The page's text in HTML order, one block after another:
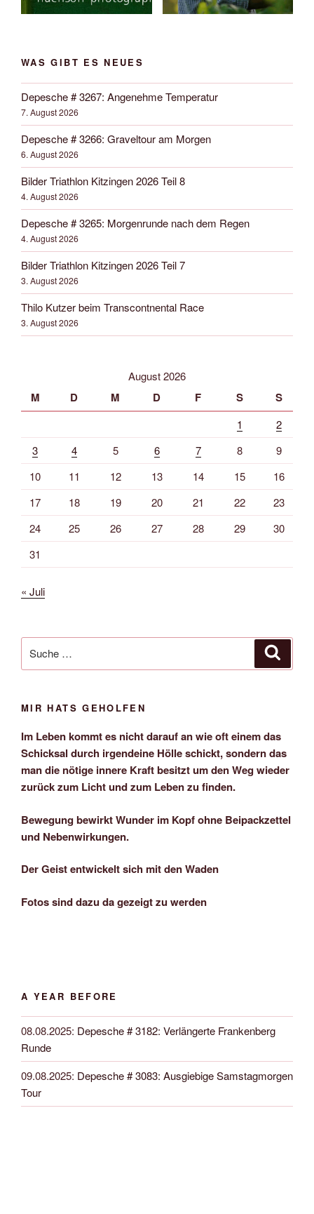
WAS GIBT ES NEUES
Depesche # 3267: Angenehme Temperatur
7. August 2026
Depesche # 3266: Graveltour am Morgen
6. August 2026
Bilder Triathlon Kitzingen 2026 Teil 8
4. August 2026
Depesche # 3265: Morgenrunde nach dem Regen
4. August 2026
Bilder Triathlon Kitzingen 2026 Teil 7
3. August 2026
Thilo Kutzer beim Transcontnental Race
3. August 2026
August 2026
M D M D F S S
1
2
3
4 5 6 7 8
9
10
11 12 13 14 15
16
17
18 19 20 21 22
23
24
25 26 27 28 29
30
31
« Juli
nach:
MIR HATS GEHOLFEN
Im Leben kommt es nicht darauf an wie oft einem das
Schicksal durch irgendeine Hölle schickt, sondern das
man die nötige innere Kraft besitzt um den Weg wieder
zurück zum Licht und zum Leben zu finden.
Bewegung bewirkt Wunder im Kopf ohne Beipackzettel
und Nebenwirkungen.
Der Geist entwickelt sich mit den Waden
Fotos sind dazu da gezeigt zu werden
A YEAR BEFORE
08.08.2025: Depesche # 3182: Verlängerte Frankenberg
Runde
09.08.2025: Depesche # 3083: Ausgiebige Samstagmorgen
Tour